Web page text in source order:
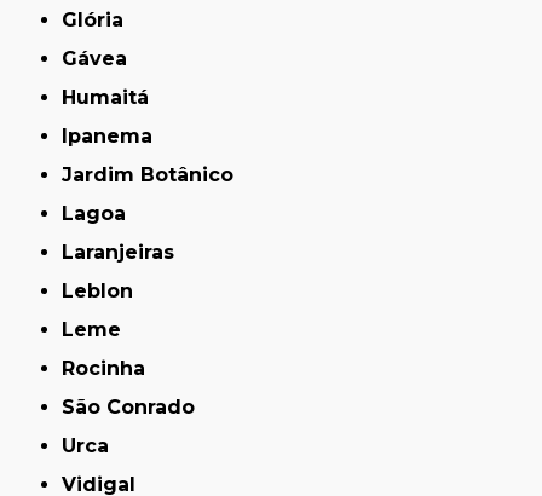
Glória
Gávea
Humaitá
Ipanema
Jardim Botânico
Lagoa
Laranjeiras
Leblon
Leme
Rocinha
São Conrado
Urca
Vidigal